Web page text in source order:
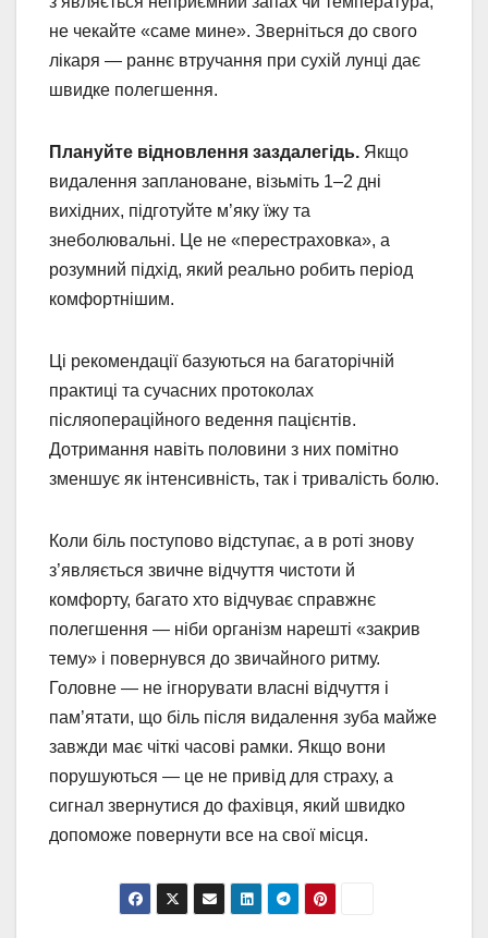
не чекайте «саме мине». Зверніться до свого
лікаря — раннє втручання при сухій лунці дає
швидке полегшення.
Плануйте відновлення заздалегідь. Якщо
видалення заплановане, візьміть 1–2 дні
вихідних, підготуйте м’яку їжу та
знеболювальні. Це не «перестраховка», а
розумний підхід, який реально робить період
комфортнішим.
Ці рекомендації базуються на багаторічній
практиці та сучасних протоколах
післяопераційного ведення пацієнтів.
Дотримання навіть половини з них помітно
зменшує як інтенсивність, так і тривалість болю.
Коли біль поступово відступає, а в роті знову
з’являється звичне відчуття чистоти й
комфорту, багато хто відчуває справжнє
полегшення — ніби організм нарешті «закрив
тему» і повернувся до звичайного ритму.
Головне — не ігнорувати власні відчуття і
пам’ятати, що біль після видалення зуба майже
завжди має чіткі часові рамки. Якщо вони
порушуються — це не привід для страху, а
сигнал звернутися до фахівця, який швидко
допоможе повернути все на свої місця.